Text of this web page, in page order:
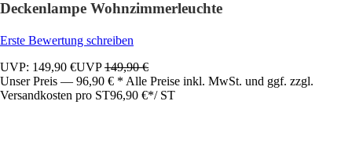
Deckenlampe Wohnzimmerleuchte
Erste Bewertung schreiben
UVP: 149,90 €UVP149,90 €
Unser Preis — 96,90 € * Alle Preise inkl. MwSt. und ggf. zzgl.
Versandkosten pro ST96,90 €*/ ST